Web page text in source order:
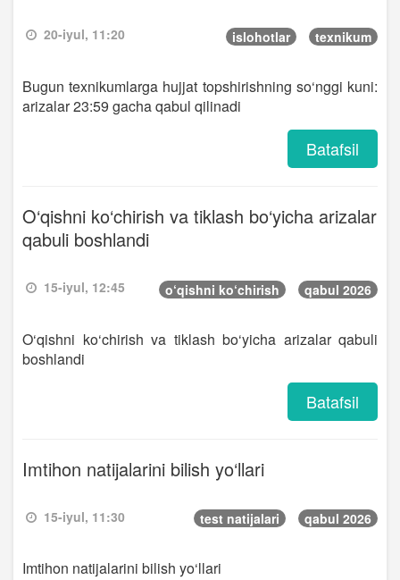
20-iyul, 11:20 islohotlar texnikum
Bugun texnikumlarga hujjat topshirishning so‘nggi kuni:
arizalar 23:59 gacha qabul qilinadi
Batafsil
O‘qishni ko‘chirish va tiklash bo‘yicha arizalar
qabuli boshlandi
15-iyul, 12:45 o‘qishni ko‘chirish qabul 2026
O‘qishni ko‘chirish va tiklash bo‘yicha arizalar qabuli
boshlandi
Batafsil
Imtihon natijalarini bilish yo‘llari
15-iyul, 11:30 test natijalari qabul 2026
Imtihon natijalarini bilish yo‘llari